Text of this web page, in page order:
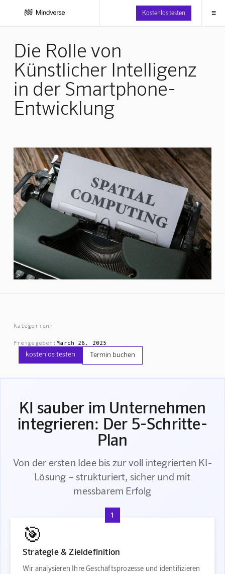
Kostenlos testen ≡
Die Rolle von
Künstlicher Intelligenz
in der Smartphone-
Entwicklung
Kategorien:
Freigegeben: March 26, 2025
kostenlos testen Termin buchen
KI sauber im Unternehmen
integrieren: Der 5-Schritte-
Plan
Von der ersten Idee bis zur voll integrierten KI-
Lösung – strukturiert, sicher und mit
messbarem Erfolg
1
🎯
Strategie & Zieldefinition
Wir analysieren Ihre Geschäftsprozesse und identifizieren